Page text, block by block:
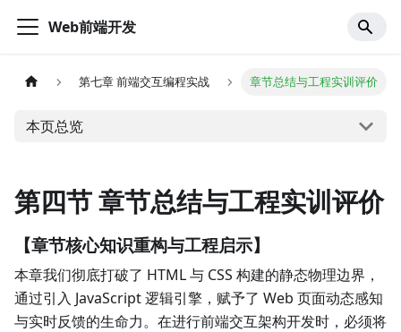
Web前端开发
第七章 前端交互编程实战 章节总结与工程实训评价
本页总览
第四节 章节总结与工程实训评价
【章节核心知识重构与工程启示】
本章我们彻底打破了 HTML 与 CSS 构建的静态物理边界，
通过引入 JavaScript 逻辑引擎，赋予了 Web 页面动态感知
与实时反馈的生命力。在进行前端交互架构开发时，必须将